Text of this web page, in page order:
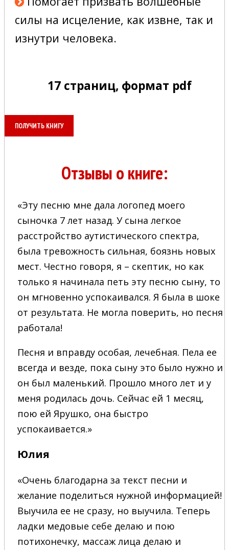
силы на исцеление, как извне, так и
изнутри человека.
17 страниц, формат pdf
ПОЛУЧИТЬ КНИГУ
Отзывы о книге:
«Эту песню мне дала логопед моего
сыночка 7 лет назад. У сына легкое
расстройство аутистического спектра,
была тревожность сильная, боязнь новых
мест. Честно говоря, я – скептик, но как
только я начинала петь эту песню сыну, то
он мгновенно успокаивался. Я была в шоке
от результата. Не могла поверить, но песня
работала!
Песня и вправду особая, лечебная. Пела ее
всегда и везде, пока сыну это было нужно и
он был маленький. Прошло много лет и у
меня родилась дочь. Сейчас ей 1 месяц,
пою ей Ярушко, она быстро
успокаивается.»
Юлия
«Очень благодарна за текст песни и
желание поделиться нужной информацией!
Выучила ее не сразу, но выучила. Теперь
ладки медовые себе делаю и пою
потихонечку, массаж лица делаю и